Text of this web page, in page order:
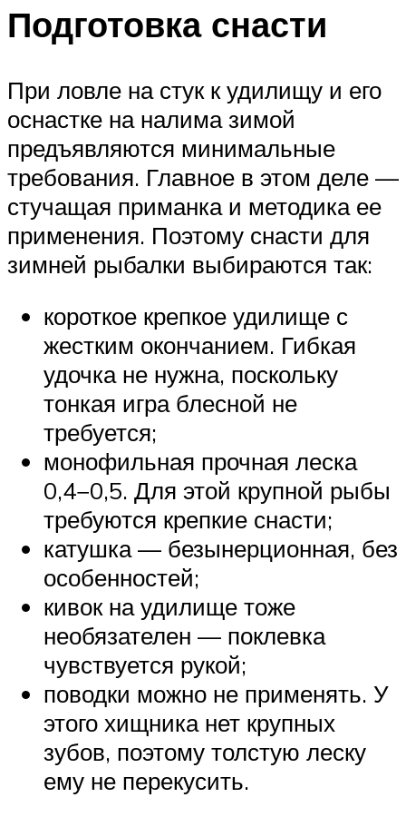
Подготовка снасти
При ловле на стук к удилищу и его
оснастке на налима зимой
предъявляются минимальные
требования. Главное в этом деле —
стучащая приманка и методика ее
применения. Поэтому снасти для
зимней рыбалки выбираются так:
короткое крепкое удилище с
жестким окончанием. Гибкая
удочка не нужна, поскольку
тонкая игра блесной не
требуется;
монофильная прочная леска
0,4−0,5. Для этой крупной рыбы
требуются крепкие снасти;
катушка — безынерционная, без
особенностей;
кивок на удилище тоже
необязателен — поклевка
чувствуется рукой;
поводки можно не применять. У
этого хищника нет крупных
зубов, поэтому толстую леску
ему не перекусить.